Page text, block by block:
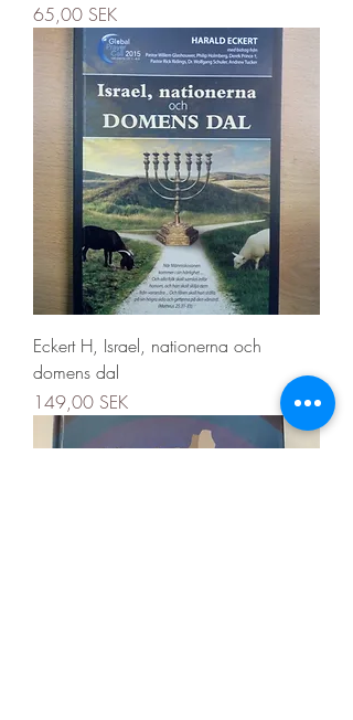
Precio
65,00 SEK
Eckert H, Israel, nationerna och
domens dal
Precio
149,00 SEK